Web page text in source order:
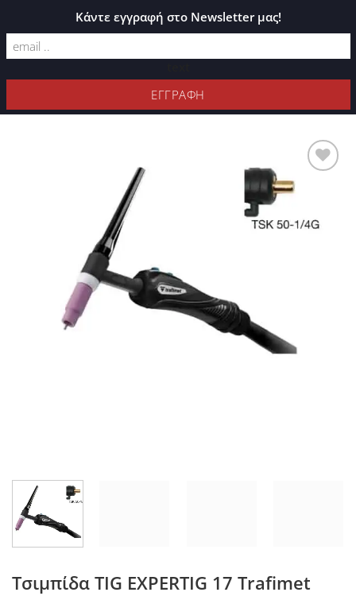
ΚΑΤΆΛΟΓΟΣ PLEXIGLASS
ΦΊΛΤΡΑ
Προσθήκη
Τσιμπίδα TIG EXPERTIG 17 Trafimet
Κάντε εγγραφή στο Newsletter μας!